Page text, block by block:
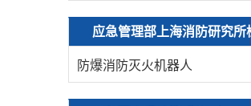
应急管理部上海消防研究所
防爆消防灭火机器人